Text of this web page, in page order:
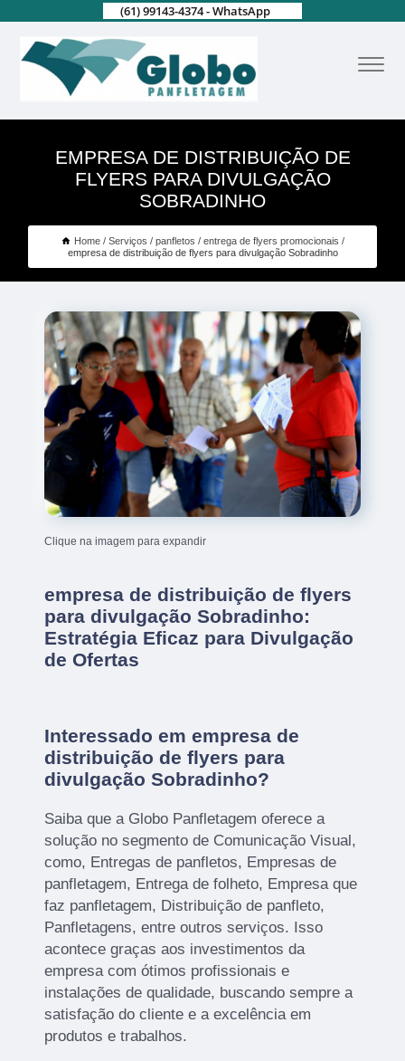
(61) 99143-4374 - WhatsApp
EMPRESA DE DISTRIBUIÇÃO DE
FLYERS PARA DIVULGAÇÃO
SOBRADINHO
Home Serviços panfletos
entrega de flyers promocionais
empresa de distribuição de flyers para divulgação Sobradinho
Clique na imagem para expandir
empresa de distribuição de flyers
para divulgação Sobradinho:
Estratégia Eficaz para Divulgação
de Ofertas
Interessado em empresa de
distribuição de flyers para
divulgação Sobradinho?
Saiba que a Globo Panfletagem oferece a
solução no segmento de Comunicação Visual,
como, Entregas de panfletos, Empresas de
panfletagem, Entrega de folheto, Empresa que
faz panfletagem, Distribuição de panfleto,
Panfletagens, entre outros serviços. Isso
acontece graças aos investimentos da
empresa com ótimos profissionais e
instalações de qualidade, buscando sempre a
satisfação do cliente e a excelência em
produtos e trabalhos.